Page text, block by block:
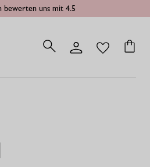
bewerten uns mit 4.5